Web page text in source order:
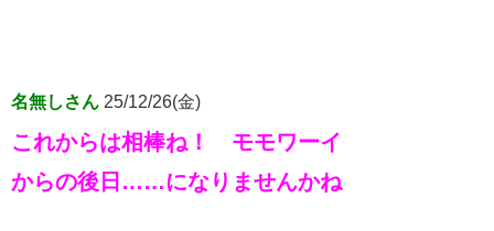
名無しさん 25/12/26(金)
これからは相棒ね！ モモワーイ
からの後日……になりませんかね